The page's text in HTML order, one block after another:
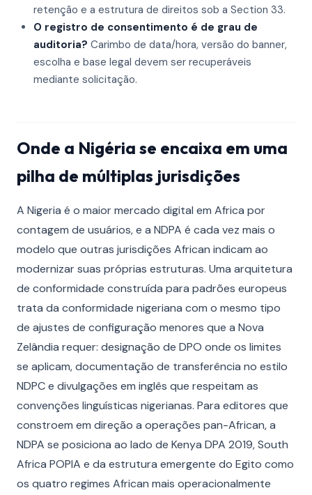
retenção e a estrutura de direitos sob a Section 33.
O registro de consentimento é de grau de
auditoria? Carimbo de data/hora, versão do banner,
escolha e base legal devem ser recuperáveis
mediante solicitação.
Onde a Nigéria se encaixa em uma
pilha de múltiplas jurisdições
A Nigeria é o maior mercado digital em Africa por
contagem de usuários, e a NDPA é cada vez mais o
modelo que outras jurisdições African indicam ao
modernizar suas próprias estruturas. Uma arquitetura
de conformidade construída para padrões europeus
trata da conformidade nigeriana com o mesmo tipo
de ajustes de configuração menores que a Nova
Zelândia requer: designação de DPO onde os limites
se aplicam, documentação de transferência no estilo
NDPC e divulgações em inglês que respeitam as
convenções linguísticas nigerianas. Para editores que
constroem em direção a operações pan-African, a
NDPA se posiciona ao lado de Kenya DPA 2019, South
Africa POPIA e da estrutura emergente do Egito como
os quatro regimes African mais operacionalmente